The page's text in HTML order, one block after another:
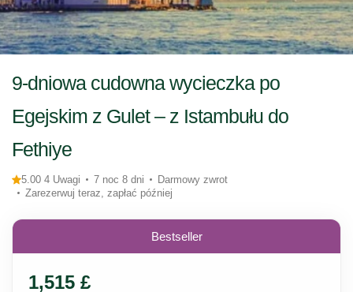
9-dniowa cudowna wycieczka po
Egejskim z Gulet – z Istambułu do
Fethiye
5.00 4 Uwagi 7 noc 8 dni
Darmowy zwrot
Zarezerwuj teraz, zapłać później
Bestseller
1,515 £